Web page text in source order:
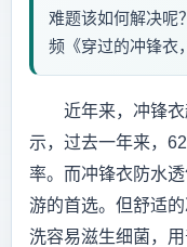
难题该如何解决
频《穿过的冲锋衣
近年来，冲锋衣
示，过去一年来，
率。而冲锋衣防水
游的首选。但舒适
洗容易滋生细菌，